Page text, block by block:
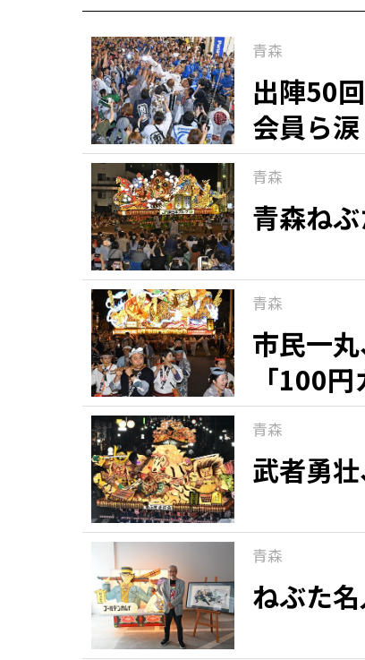
青森
出陣50
会員ら涙
青森
青森ね
青森
市民一
「100
青森
武者勇
青森
ねぶた